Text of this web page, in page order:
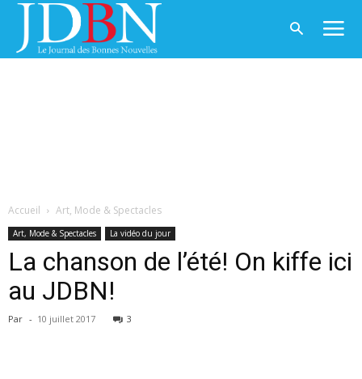
Accueil Art, Mode & Spectacles
Art, Mode & Spectacles La vidéo du jour
La chanson de l’été! On kiffe ici
au JDBN!
Par - 10 juillet 2017 3